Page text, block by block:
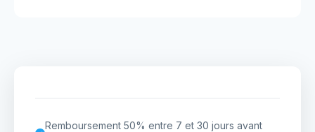
Remboursement 50% entre 7 et 30 jours avant